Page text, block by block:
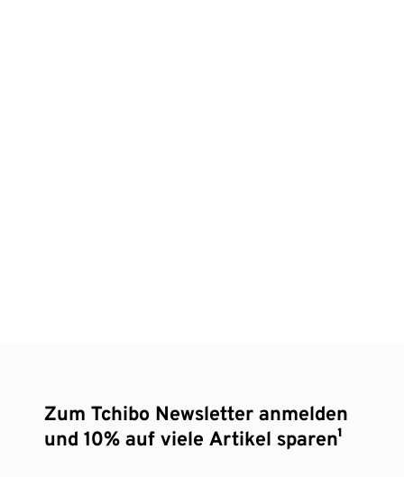
Zum Tchibo Newsletter anmelden
und 10% auf viele Artikel sparen¹